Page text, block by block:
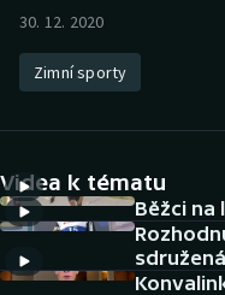
Atletika
DALŠÍ SPORTY
Americký fotbal
NEPŘEHLÉDNĚTE
30. 12. 2020
Zimní sporty
Videa k tématu
Běžci